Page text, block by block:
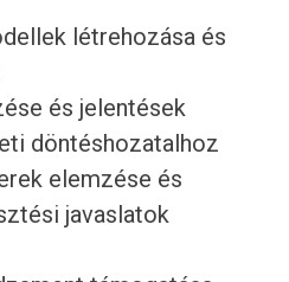
létrehozása és
és jelentések
döntéshozatalhoz
elemzése és
javaslatok